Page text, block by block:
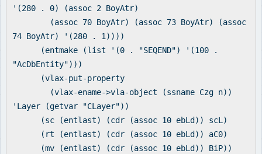
'(280 . 0) (assoc 2 BoyAtr)
(assoc 70 BoyAtr) (assoc 73 BoyAtr) (assoc
74 BoyAtr) '(280 . 1))))
(entmake (list '(0 . "SEQEND") '(100 .
"AcDbEntity")))
(vlax-put-property
(vlax-ename->vla-object (ssname Czg n))
'Layer (getvar "CLayer"))
(sc (entlast) (cdr (assoc 10 ebLd)) scL)
(rt (entlast) (cdr (assoc 10 ebLd)) aC0)
(mv (entlast) (cdr (assoc 10 ebLd)) BiP))